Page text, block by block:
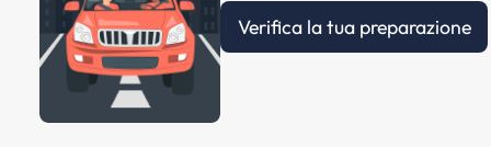
Verifica la tua preparazione